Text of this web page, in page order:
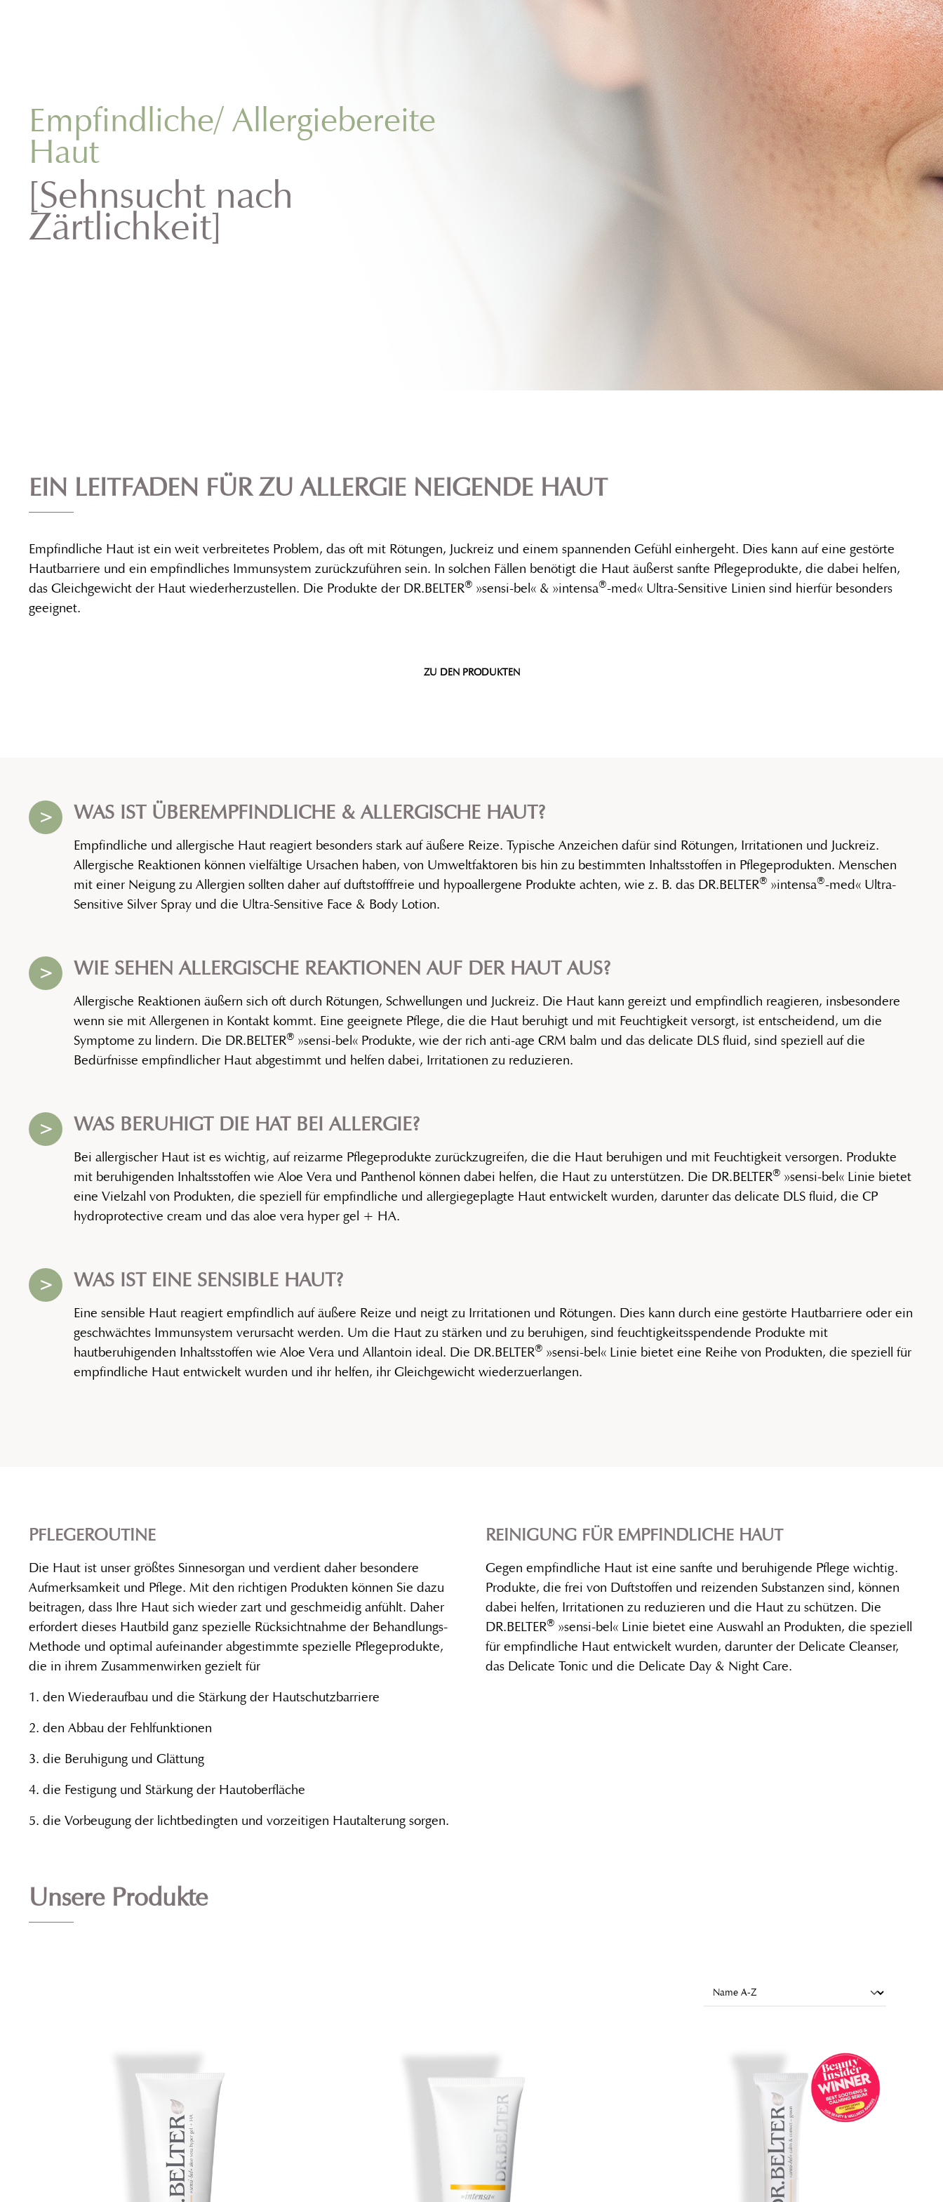
Empfindliche/ Allergiebereite
Haut
[Sehnsucht nach
Zärtlichkeit]
EIN LEITFADEN FÜR ZU ALLERGIE NEIGENDE HAUT
Empfindliche Haut ist ein weit verbreitetes Problem, das oft mit Rötungen, Juckreiz und einem spannenden Gefühl einhergeht. Dies kann auf eine gestörte
Hautbarriere und ein empfindliches Immunsystem zurückzuführen sein. In solchen Fällen benötigt die Haut äußerst sanfte Pflegeprodukte, die dabei helfen,
das Gleichgewicht der Haut wiederherzustellen. Die Produkte der DR.BELTER® »sensi-bel« & »intensa®-med« Ultra-Sensitive Linien sind hierfür besonders
geeignet.
ZU DEN PRODUKTEN
> WAS IST ÜBEREMPFINDLICHE & ALLERGISCHE HAUT?
Empfindliche und allergische Haut reagiert besonders stark auf äußere Reize. Typische Anzeichen dafür sind Rötungen, Irritationen und Juckreiz.
Allergische Reaktionen können vielfältige Ursachen haben, von Umweltfaktoren bis hin zu bestimmten Inhaltsstoffen in Pflegeprodukten. Menschen
mit einer Neigung zu Allergien sollten daher auf duftstofffreie und hypoallergene Produkte achten, wie z. B. das DR.BELTER® »intensa®-med« Ultra-
Sensitive Silver Spray und die Ultra-Sensitive Face & Body Lotion.
> WIE SEHEN ALLERGISCHE REAKTIONEN AUF DER HAUT AUS?
Allergische Reaktionen äußern sich oft durch Rötungen, Schwellungen und Juckreiz. Die Haut kann gereizt und empfindlich reagieren, insbesondere
wenn sie mit Allergenen in Kontakt kommt. Eine geeignete Pflege, die die Haut beruhigt und mit Feuchtigkeit versorgt, ist entscheidend, um die
Symptome zu lindern. Die DR.BELTER® »sensi-bel« Produkte, wie der rich anti-age CRM balm und das delicate DLS fluid, sind speziell auf die
Bedürfnisse empfindlicher Haut abgestimmt und helfen dabei, Irritationen zu reduzieren.
> WAS BERUHIGT DIE HAT BEI ALLERGIE?
Bei allergischer Haut ist es wichtig, auf reizarme Pflegeprodukte zurückzugreifen, die die Haut beruhigen und mit Feuchtigkeit versorgen. Produkte
mit beruhigenden Inhaltsstoffen wie Aloe Vera und Panthenol können dabei helfen, die Haut zu unterstützen. Die DR.BELTER® »sensi-bel« Linie bietet
eine Vielzahl von Produkten, die speziell für empfindliche und allergiegeplagte Haut entwickelt wurden, darunter das delicate DLS fluid, die CP
hydroprotective cream und das aloe vera hyper gel + HA.
> WAS IST EINE SENSIBLE HAUT?
Eine sensible Haut reagiert empfindlich auf äußere Reize und neigt zu Irritationen und Rötungen. Dies kann durch eine gestörte Hautbarriere oder ein
geschwächtes Immunsystem verursacht werden. Um die Haut zu stärken und zu beruhigen, sind feuchtigkeitsspendende Produkte mit
hautberuhigenden Inhaltsstoffen wie Aloe Vera und Allantoin ideal. Die DR.BELTER® »sensi-bel« Linie bietet eine Reihe von Produkten, die speziell für
empfindliche Haut entwickelt wurden und ihr helfen, ihr Gleichgewicht wiederzuerlangen.
PFLEGEROUTINE
Die Haut ist unser größtes Sinnesorgan und verdient daher besondere
Aufmerksamkeit und Pflege. Mit den richtigen Produkten können Sie dazu
beitragen, dass Ihre Haut sich wieder zart und geschmeidig anfühlt. Daher
erfordert dieses Hautbild ganz spezielle Rücksichtnahme der Behandlungs-
Methode und optimal aufeinander abgestimmte spezielle Pflegeprodukte,
die in ihrem Zusammenwirken gezielt für
1. den Wiederaufbau und die Stärkung der Hautschutzbarriere
2. den Abbau der Fehlfunktionen
3. die Beruhigung und Glättung
4. die Festigung und Stärkung der Hautoberfläche
5. die Vorbeugung der lichtbedingten und vorzeitigen Hautalterung sorgen.
REINIGUNG FÜR EMPFINDLICHE HAUT
Gegen empfindliche Haut ist eine sanfte und beruhigende Pflege wichtig.
Produkte, die frei von Duftstoffen und reizenden Substanzen sind, können
dabei helfen, Irritationen zu reduzieren und die Haut zu schützen. Die
DR.BELTER® »sensi-bel« Linie bietet eine Auswahl an Produkten, die speziell
für empfindliche Haut entwickelt wurden, darunter der Delicate Cleanser,
das Delicate Tonic und die Delicate Day & Night Care.
Unsere Produkte